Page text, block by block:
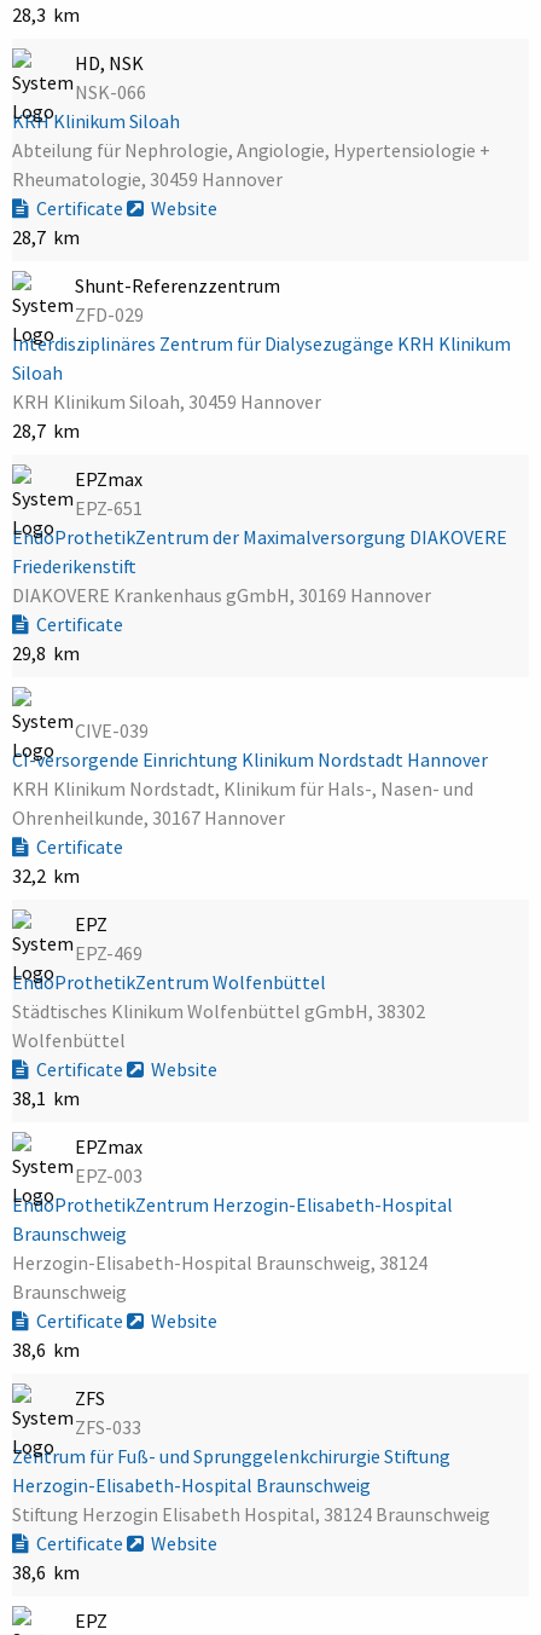
28,3 km
HD, NSK
NSK-066
KRH Klinikum Siloah
Abteilung für Nephrologie, Angiologie, Hypertensiologie +
Rheumatologie, 30459 Hannover
Certificate
Website
28,7 km
Shunt-Referenzzentrum
ZFD-029
Interdisziplinäres Zentrum für Dialysezugänge KRH Klinikum
Siloah
KRH Klinikum Siloah, 30459 Hannover
28,7 km
EPZmax
EPZ-651
EndoProthetikZentrum der Maximalversorgung DIAKOVERE
Friederikenstift
DIAKOVERE Krankenhaus gGmbH, 30169 Hannover
Certificate
29,8 km
CIVE-039
CI-versorgende Einrichtung Klinikum Nordstadt Hannover
KRH Klinikum Nordstadt, Klinikum für Hals-, Nasen- und
Ohrenheilkunde, 30167 Hannover
Certificate
32,2 km
EPZ
EPZ-469
EndoProthetikZentrum Wolfenbüttel
Städtisches Klinikum Wolfenbüttel gGmbH, 38302
Wolfenbüttel
Certificate
Website
38,1 km
EPZmax
EPZ-003
EndoProthetikZentrum Herzogin-Elisabeth-Hospital
Braunschweig
Herzogin-Elisabeth-Hospital Braunschweig, 38124
Braunschweig
Certificate
Website
38,6 km
ZFS
ZFS-033
Zentrum für Fuß- und Sprunggelenkchirurgie Stiftung
Herzogin-Elisabeth-Hospital Braunschweig
Stiftung Herzogin Elisabeth Hospital, 38124 Braunschweig
Certificate
Website
38,6 km
EPZ